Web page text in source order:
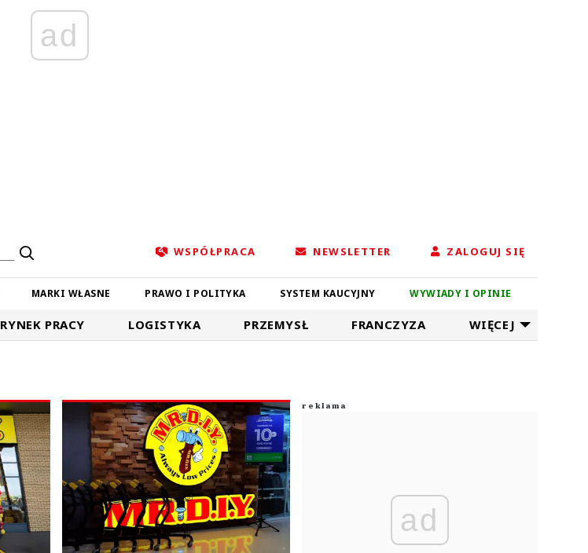
ad
WSPÓŁPRACA NEWSLETTER ZALOGUJ SIĘ
MARKI WŁASNE PRAWO I POLITYKA SYSTEM KAUCYJNY WYWIADY I OPINIE
RYNEK PRACY LOGISTYKA PRZEMYSŁ FRANCZYZA WIĘCEJ
ad